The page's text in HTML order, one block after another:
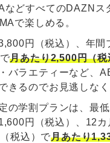
などすべてのDAZNス
で楽しめる。
円（税込）、年間
月あたり2,500円（
バラエティーなど、
きるのでお見逃しなく
の学割プランは、最
円（税込）、12カ
税込）で月あたり